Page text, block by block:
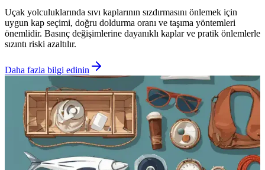
Uçak yolculuklarında sıvı kaplarının sızdırmasını önlemek için
uygun kap seçimi, doğru doldurma oranı ve taşıma yöntemleri
önemlidir. Basınç değişimlerine dayanıklı kaplar ve pratik önlemlerle
sızıntı riski azaltılır.
Daha fazla bilgi edinin